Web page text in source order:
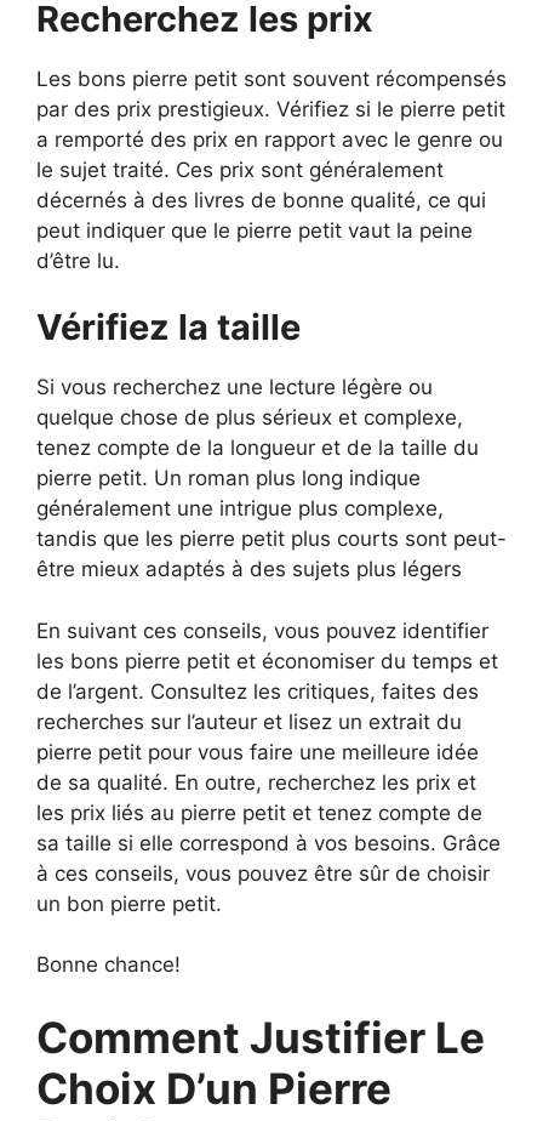
Recherchez les prix
Les bons pierre petit sont souvent récompensés
par des prix prestigieux. Vérifiez si le pierre petit
a remporté des prix en rapport avec le genre ou
le sujet traité. Ces prix sont généralement
décernés à des livres de bonne qualité, ce qui
peut indiquer que le pierre petit vaut la peine
d’être lu.
Vérifiez la taille
Si vous recherchez une lecture légère ou
quelque chose de plus sérieux et complexe,
tenez compte de la longueur et de la taille du
pierre petit. Un roman plus long indique
généralement une intrigue plus complexe,
tandis que les pierre petit plus courts sont peut-
être mieux adaptés à des sujets plus légers
En suivant ces conseils, vous pouvez identifier
les bons pierre petit et économiser du temps et
de l’argent. Consultez les critiques, faites des
recherches sur l’auteur et lisez un extrait du
pierre petit pour vous faire une meilleure idée
de sa qualité. En outre, recherchez les prix et
les prix liés au pierre petit et tenez compte de
sa taille si elle correspond à vos besoins. Grâce
à ces conseils, vous pouvez être sûr de choisir
un bon pierre petit.
Bonne chance!
Comment Justifier Le
Choix D’un Pierre